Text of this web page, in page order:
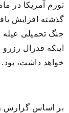
تورم آمریکا در
گذشته افزایش
جنگ تحمیلی عیله
اینکه فدرال
خواهد داشت، بود.
بر اساس گزارش